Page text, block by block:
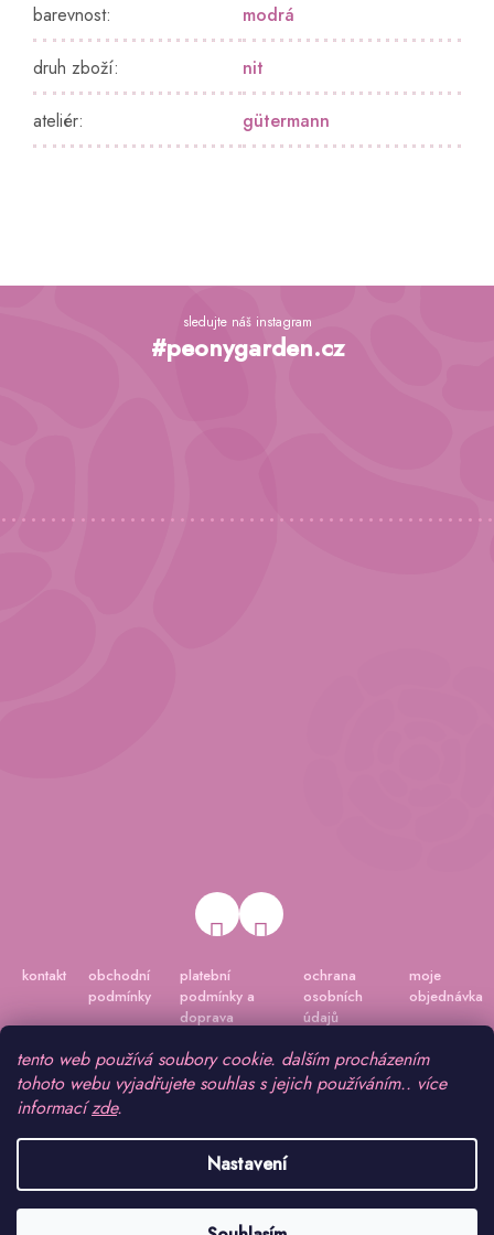
tento web používá soubory cookie. dalším procházením
tohoto webu vyjadřujete souhlas s jejich používáním.. více
informacízde.
Nastavení
barevnost: modrá
druh zboží: nit
ateliér: gütermann
Z
sledujte náš instagram
#peonygarden.cz
kontakt
obchodní
podmínky
platební
podmínky a
doprava
ochrana
osobních
údajů
moje
objednávka
Připravil Shoptetnamiru.cz